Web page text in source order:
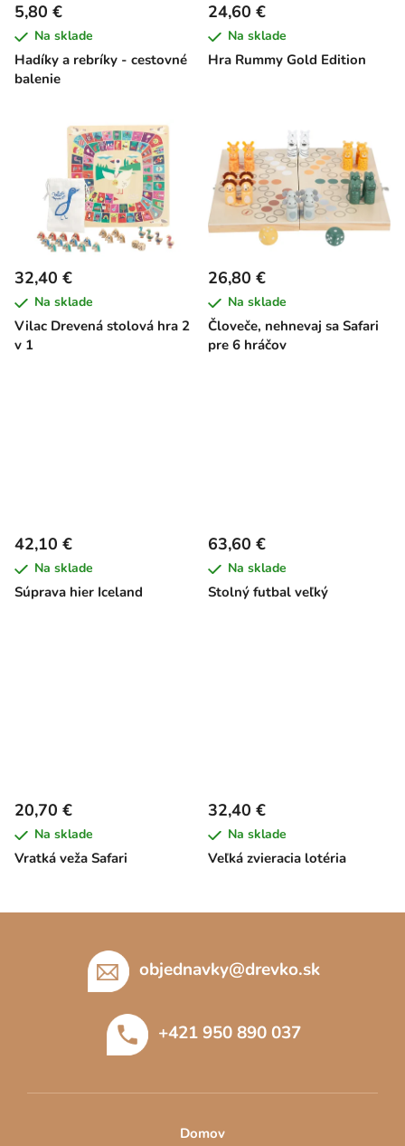
Hadíky a rebríky - cestovné
balenie
5,80 €
Na sklade
Hra Rummy Gold Edition
24,60 €
Na sklade
Vilac Drevená stolová hra 2
v 1
32,40 €
Na sklade
Človeče, nehnevaj sa Safari
pre 6 hráčov
26,80 €
Na sklade
Súprava hier Iceland
42,10 €
Na sklade
Stolný futbal veľký
63,60 €
Na sklade
Vratká veža Safari
20,70 €
Na sklade
Veľká zvieracia lotéria
32,40 €
Na sklade
objednavky@drevko.sk
+421 950 890 037
Domov